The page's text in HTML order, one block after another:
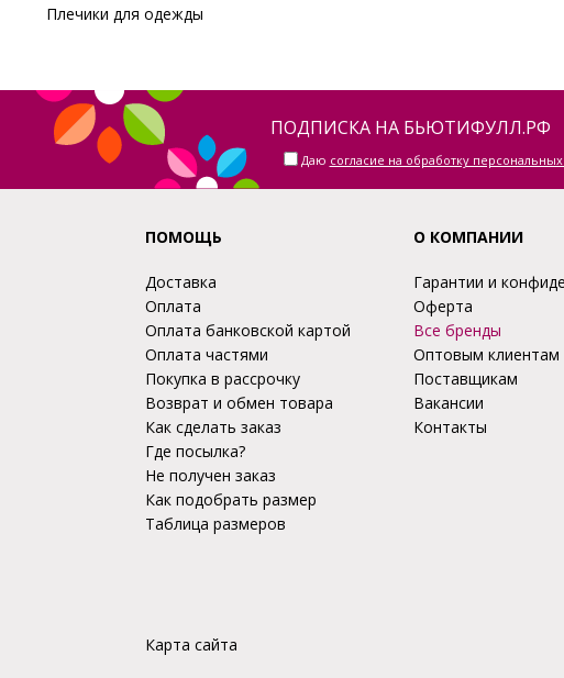
Плечики для одежды
ПОДПИСКА НА БЬЮТИФУЛЛ.РФ
Даю согласие на обработку
ПОМОЩЬ
Доставка
Оплата
Оплата банковской картой
Оплата частями
Покупка в рассрочку
Возврат и обмен товара
Как сделать заказ
Где посылка?
Не получен заказ
Как подобрать размер
Таблица размеров
Карта сайта
О КОМПАНИИ
Гарантии и
Оферта
Все бренды
Оптовым клиентам
Поставщикам
Вакансии
Контакты